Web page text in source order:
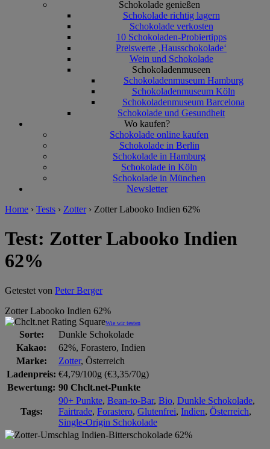
Schokolade genießen
Schokolade richtig lagern
Schokolade verkosten
10 Schokoladen-Probiertipps
Preiswerte ‚Hausschokolade‘
Wein und Schokolade
Schokoladenmuseen
Schokoladenmuseum Hamburg
Schokoladenmuseum Köln
Schokoladenmuseum Barcelona
Schokolade und Gesundheit
Wo kaufen?
Schokolade online kaufen
Schokolade in Berlin
Schokolade in Hamburg
Schokolade in Köln
Schokolade in München
Newsletter
Home › Tests › Zotter › Zotter Labooko Indien 62%
Test: Zotter Labooko Indien
62%
Getestet von Peter Berger
Zotter Labooko Indien 62%
Wie wir testen
Sorte:
Dunkle Schokolade
Kakao:
62%, Forastero, Indien
Marke:
Zotter, Österreich
Ladenpreis: €4,79/100g (€3,35/70g)
Bewertung: 90 Chclt.net-Punkte
Tags:
90+ Punkte, Bean-to-Bar, Bio, Dunkle Schokolade,
Fairtrade, Forastero, Glutenfrei, Indien, Österreich,
Single-Origin Schokolade